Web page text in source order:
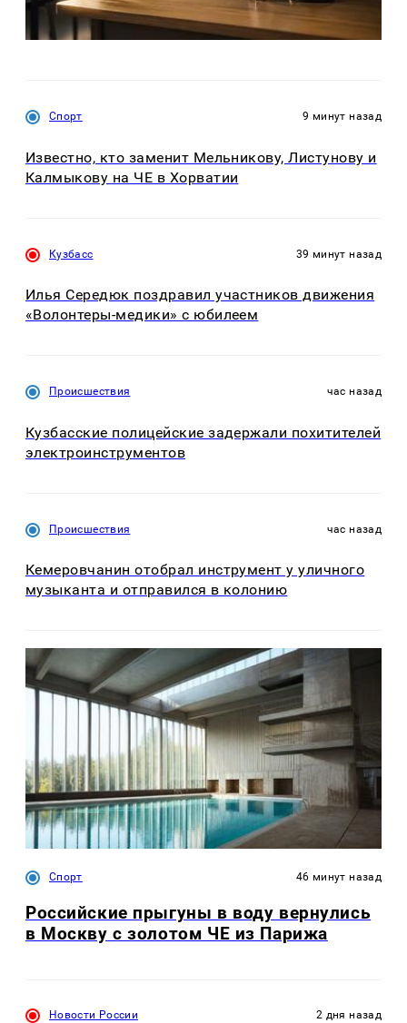
Спорт 9 минут назад
Известно, кто заменит Мельникову, Листунову и
Калмыкову на ЧЕ в Хорватии
Кузбасс 39 минут назад
Илья Середюк поздравил участников движения
«Волонтеры-медики» с юбилеем
Происшествия час назад
Кузбасские полицейские задержали похитителей
электроинструментов
Происшествия час назад
Кемеровчанин отобрал инструмент у уличного
музыканта и отправился в колонию
Спорт 46 минут назад
Российские прыгуны в воду вернулись
в Москву с золотом ЧЕ из Парижа
Новости России 2 дня назад